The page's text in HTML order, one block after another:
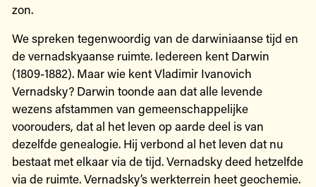
zon.
We spreken tegenwoordig van de darwiniaanse tijd en
de vernadskyaanse ruimte. Iedereen kent Darwin
(1809-1882). Maar wie kent Vladimir Ivanovich
Vernadsky? Darwin toonde aan dat alle levende
wezens afstammen van gemeenschappelijke
voorouders, dat al het leven op aarde deel is van
dezelfde genealogie. Hij verbond al het leven dat nu
bestaat met elkaar via de tijd. Vernadsky deed hetzelfde
via de ruimte. Vernadsky’s werkterrein heet geochemie.